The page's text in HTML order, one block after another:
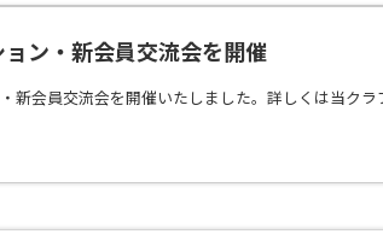
ン・新会員交流会を開催
新会員交流会を開催いたしました。詳しくは当ク